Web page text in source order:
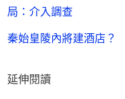
局：介入調查
秦始皇陵內將建酒店？
延伸閱讀